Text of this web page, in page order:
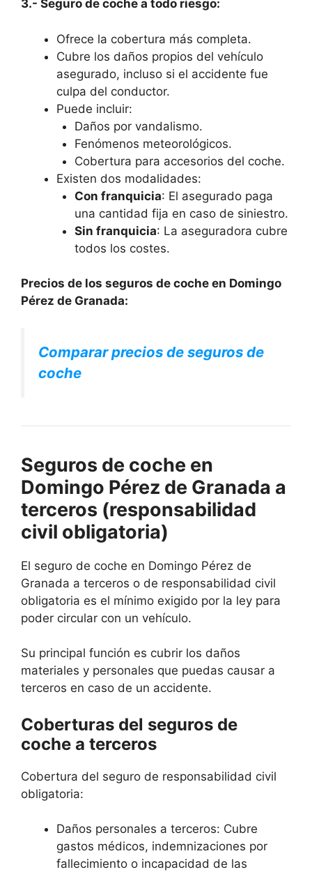
3.- Seguro de coche a todo riesgo:
Ofrece la cobertura más completa.
Cubre los daños propios del vehículo
asegurado, incluso si el accidente fue
culpa del conductor.
Puede incluir:
Daños por vandalismo.
Fenómenos meteorológicos.
Cobertura para accesorios del coche.
Existen dos modalidades:
Con franquicia: El asegurado paga
una cantidad fija en caso de siniestro.
Sin franquicia: La aseguradora cubre
todos los costes.
Precios de los seguros de coche en Domingo
Pérez de Granada:
Comparar precios de seguros de
coche
Seguros de coche en
Domingo Pérez de Granada a
terceros (responsabilidad
civil obligatoria)
El seguro de coche en Domingo Pérez de
Granada a terceros o de responsabilidad civil
obligatoria es el mínimo exigido por la ley para
poder circular con un vehículo.
Su principal función es cubrir los daños
materiales y personales que puedas causar a
terceros en caso de un accidente.
Coberturas del seguros de
coche a terceros
Cobertura del seguro de responsabilidad civil
obligatoria:
Daños personales a terceros: Cubre
gastos médicos, indemnizaciones por
fallecimiento o incapacidad de las